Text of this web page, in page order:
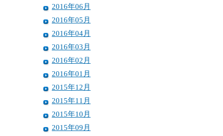
2016年06月
2016年05月
2016年04月
2016年03月
2016年02月
2016年01月
2015年12月
2015年11月
2015年10月
2015年09月